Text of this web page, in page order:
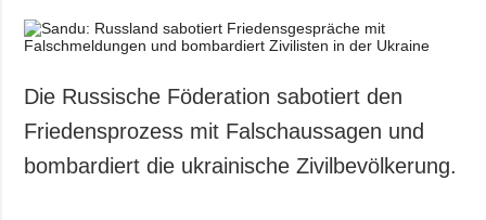
Die Russische Föderation sabotiert den
Friedensprozess mit Falschaussagen und
bombardiert die ukrainische Zivilbevölkerung.